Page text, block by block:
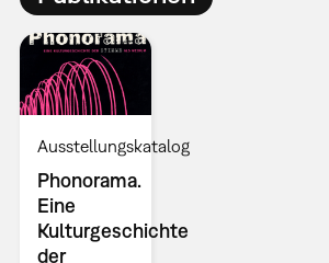
Ausstellungskatalog
Phonorama.
Eine
Kulturgeschichte
der